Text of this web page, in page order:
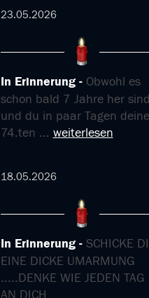
23.05.2026
In Erinnerung
Obwohl es
schon bald 7 Jahre her sind
und du in paar Tagen
74.ten ... weiterlesen
18.05.2026
In Erinnerung
SCHICKE
EINE DICKE UMARMUNG
.....DENKE WIE JEDEN TAG
AN DICH